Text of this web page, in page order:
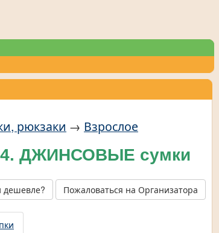
рюкзаки → Взрослое
ДЖИНСОВЫЕ сумки
Пожаловаться на Организатора